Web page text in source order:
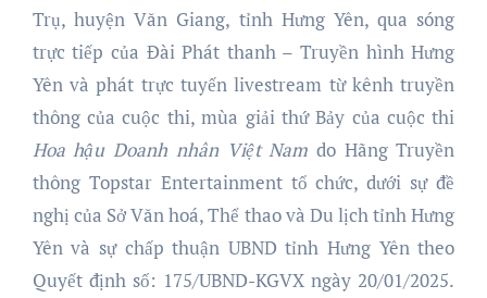
Trụ, huyện Văn Giang, tỉnh Hưng Yên, qua sóng
trực tiếp của Đài Phát thanh – Truyền hình Hưng
Yên và phát trực tuyến livestream từ kênh truyền
thông của cuộc thi, mùa giải thứ Bảy của cuộc thi
Hoa hậuDoanh nhân Việt Nam do Hãng Truyền
thông Topstar Entertainment tổ chức, dưới sự đề
nghị của Sở Văn hoá, Thể thao và Du lịch tỉnh Hưng
Yên và sự chấp thuận UBND tỉnh Hưng Yên theo
Quyết định số: 175/UBND-KGVX ngày 20/01/2025.